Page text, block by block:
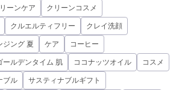
ーンケア クリーンコスメ
クルエルティフリー クレイ洗顔
ジング 夏 ケア コーヒー
ールデンタイム 肌 ココナッツオイル コスメ
ブル サスティナブルギフト